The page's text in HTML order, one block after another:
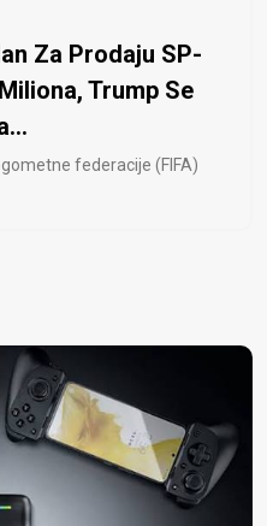
Za Prodaju SP-
Trump Se
federacije (FIFA)